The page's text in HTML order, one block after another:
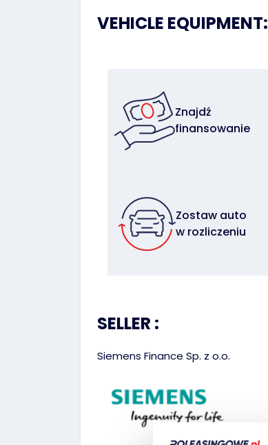
VEHICLE EQUIPMENT:
Znajdź
finansowanie
Zostaw auto
w rozliczeniu
SELLER :
Siemens Finance Sp. z o.o.